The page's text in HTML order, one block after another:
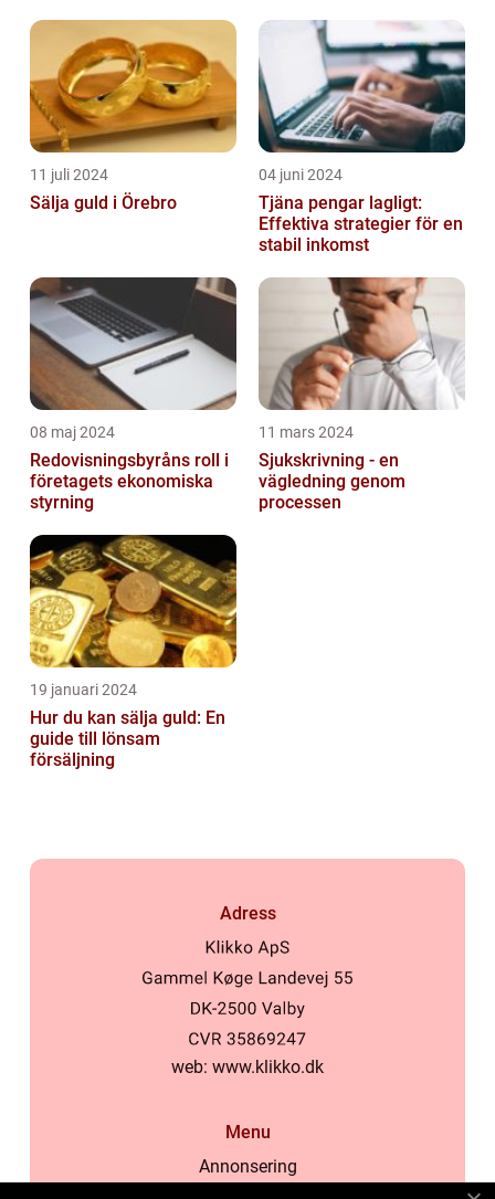
11 juli 2024
Sälja guld i Örebro
04 juni 2024
Tjäna pengar lagligt:
Effektiva strategier för en
stabil inkomst
08 maj 2024
Redovisningsbyråns roll i
företagets ekonomiska
styrning
11 mars 2024
Sjukskrivning - en
vägledning genom
processen
19 januari 2024
Hur du kan sälja guld: En
guide till lönsam
försäljning
Adress
web: www.klikko.dk
Menu
Annonsering